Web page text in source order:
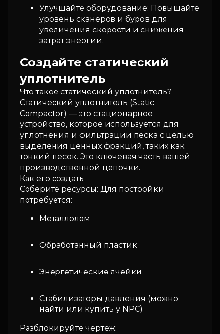
Улучшайте оборудование: Повышайте
уровень сканеров и буров для
увеличения скорости и снижения
затрат энергии.
Создайте статический
уплотнитель
Что такое статический уплотнитель?
Статический уплотнитель (Static
Compactor) — это стационарное
устройство, которое используется для
уплотнения и фильтрации песка с целью
выделения ценных фракций, таких как
тонкий песок. Это ключевая часть вашей
производственной цепочки.
Как его создать
Соберите ресурсы: Для постройки
потребуется:
Металлолом
Обработанный пластик
Энергетические ячейки
Стабилизаторы давления (можно
найти или купить у NPC)
Разблокируйте чертёж: